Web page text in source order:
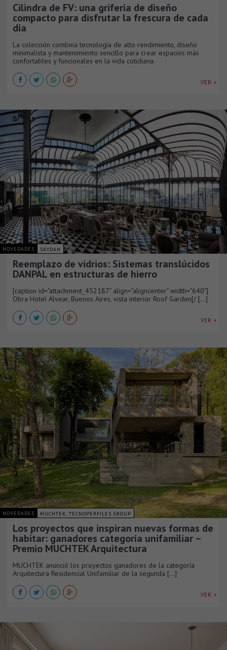
Cilindra de FV: una grifería de diseño
compacto para disfrutar la frescura de cada
día
La colección combina tecnología de alto rendimiento, diseño
minimalista y mantenimiento sencillo para crear espacios más
confortables y funcionales en la vida cotidiana.
VER +
NOVEDADES SKYDAN
Reemplazo de vidrios: Sistemas translúcidos
DANPAL en estructuras de hierro
[caption id="attachment_452187" align="aligncenter" width="640"]
Obra Hotel Alvear, Buenos Aires, vista interior Roof Garden[/ [...]
VER +
NOVEDADES MUCHTEK, TECNOPERFILES GROUP
Los proyectos que inspiran nuevas formas de
habitar: ganadores categoría unifamiliar –
Premio MUCHTEK Arquitectura
MUCHTEK anunció los proyectos ganadores de la categoría
Arquitectura Residencial Unifamiliar de la segunda [...]
VER +